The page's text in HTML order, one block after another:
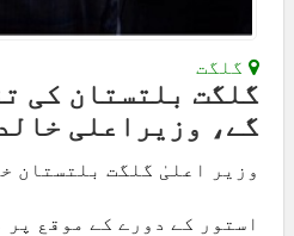
گلگت
گلگت بلتستان کی
گے، وزیراعلی
وزیر اعلیٰ گلگت بلتستان
استور کے دورے کے موقع